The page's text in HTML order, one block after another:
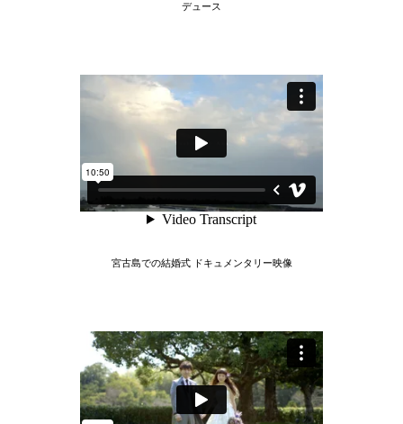
デュース
宮古島での結婚式 ドキュメンタリー映像